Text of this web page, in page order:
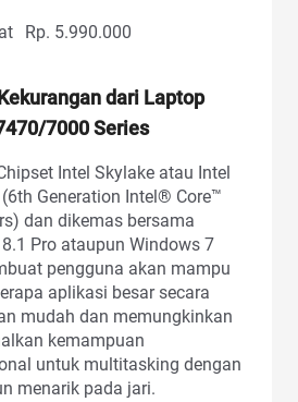
Rp. 5.990.000
dari Laptop
7000 Series
Intel Skylake atau Intel
Generation Intel® Core™
dan dikemas bersama
Pro ataupun Windows 7
pengguna akan mampu
aplikasi besar secara
mudah dan memungkinkan
kemampuan
untuk multitasking dengan
menarik pada jari.